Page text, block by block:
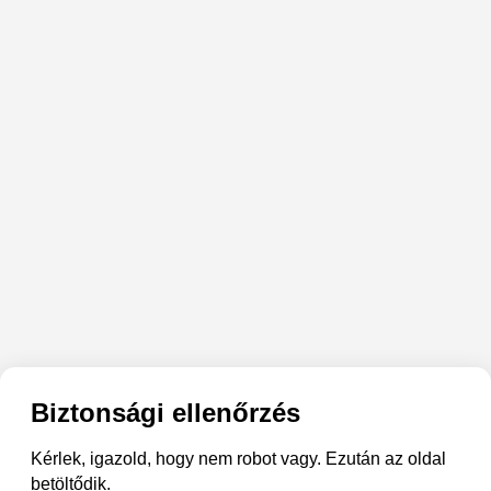
Biztonsági ellenőrzés
Kérlek, igazold, hogy nem robot vagy. Ezután az oldal
betöltődik.